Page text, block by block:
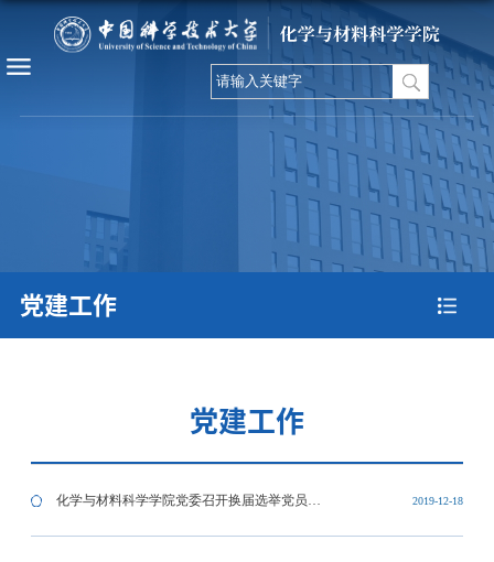
党建工作
党建工作
化学与材料科学学院党委召开换届选举党员大 2019-12-18